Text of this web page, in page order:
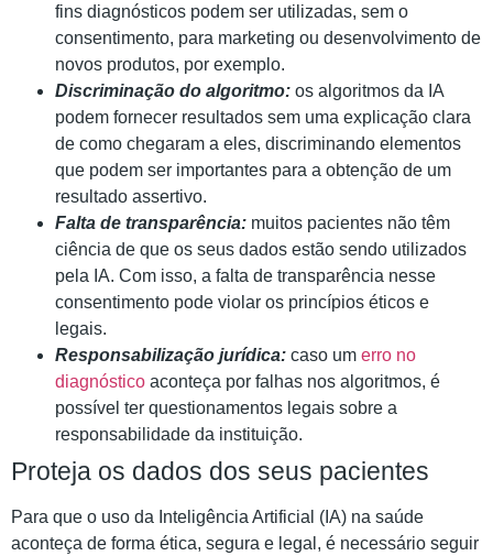
fins diagnósticos podem ser utilizadas, sem o
consentimento, para marketing ou desenvolvimento de
novos produtos, por exemplo.
Discriminação do algoritmo: os algoritmos da IA
podem fornecer resultados sem uma explicação clara
de como chegaram a eles, discriminando elementos
que podem ser importantes para a obtenção de um
resultado assertivo.
Falta de transparência: muitos pacientes não têm
ciência de que os seus dados estão sendo utilizados
pela IA. Com isso, a falta de transparência nesse
consentimento pode violar os princípios éticos e
legais.
Responsabilização jurídica: caso um erro no
diagnóstico aconteça por falhas nos algoritmos, é
possível ter questionamentos legais sobre a
responsabilidade da instituição.
Proteja os dados dos seus pacientes
Para que o uso da Inteligência Artificial (IA) na saúde
aconteça de forma ética, segura e legal, é necessário seguir